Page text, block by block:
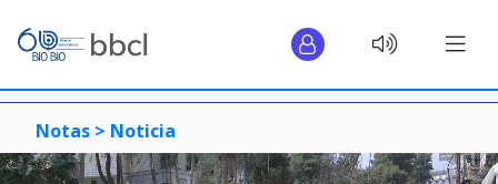
Notas > Noticia